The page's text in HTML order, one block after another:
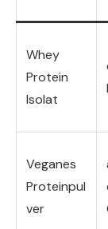
Whey
Protein
Isolat
Veganes
Proteinpul
ver